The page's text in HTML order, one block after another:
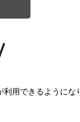
利用できるようにな